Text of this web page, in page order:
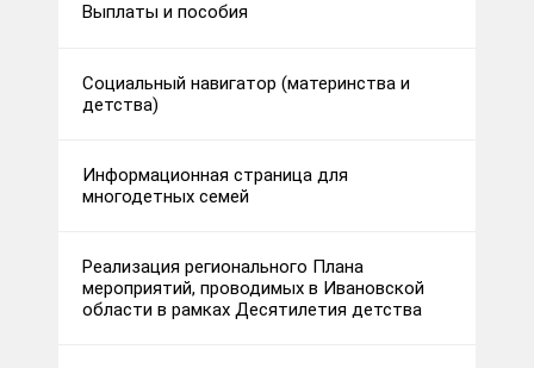
Выплаты и пособия
Социальный навигатор (материнства и
детства)
Информационная страница для
многодетных семей
Реализация регионального Плана
мероприятий, проводимых в Ивановской
области в рамках Десятилетия детства